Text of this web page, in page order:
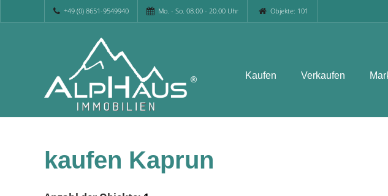
+49 (0) 8651-9549940 Mo. - So. 08.00 - 20.00 Uhr Objekte: 101
Kaufen Verkaufen
kaufen Kaprun